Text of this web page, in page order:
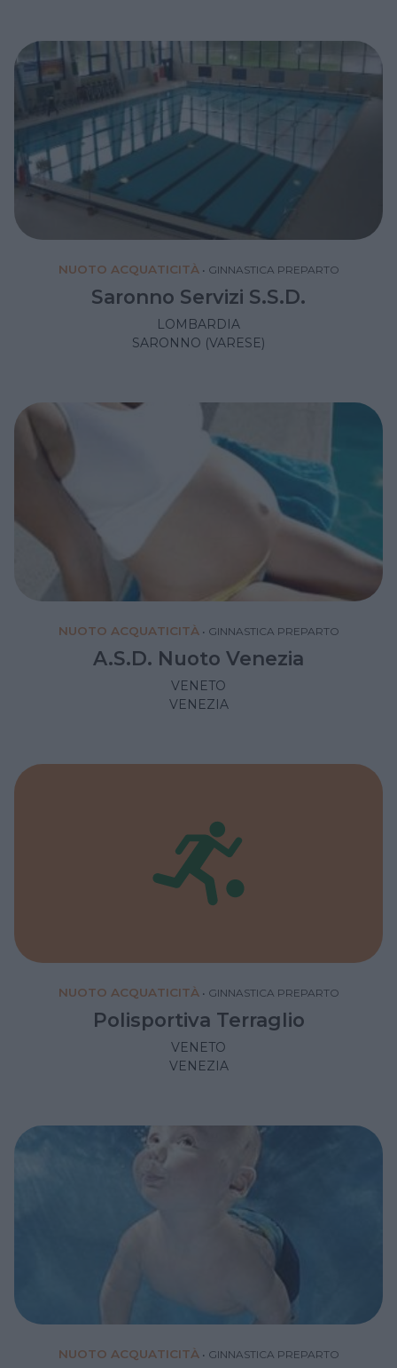
NUOTO ACQUATICITÀ • GINNASTICA PREPARTO
Saronno Servizi S.S.D.
LOMBARDIA
SARONNO (VARESE)
NUOTO ACQUATICITÀ • GINNASTICA PREPARTO
A.S.D. Nuoto Venezia
VENETO
VENEZIA
NUOTO ACQUATICITÀ • GINNASTICA PREPARTO
Polisportiva Terraglio
VENETO
VENEZIA
NUOTO ACQUATICITÀ • GINNASTICA PREPARTO